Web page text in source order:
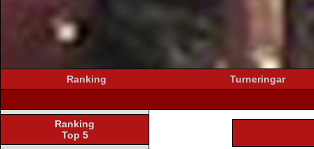
Ranking Turneringar
Ranking
Top 5